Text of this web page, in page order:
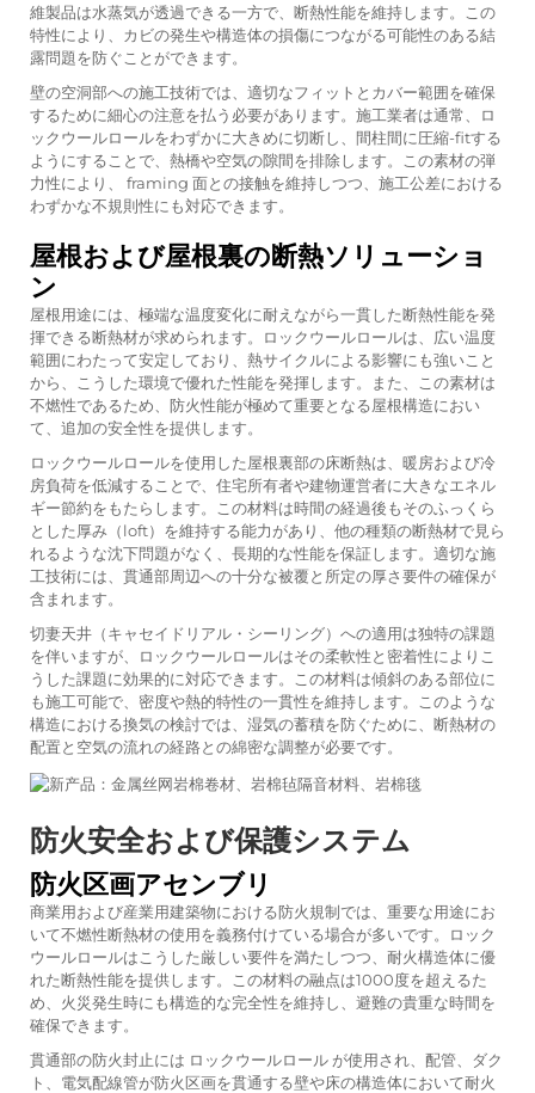
維製品は水蒸気が透過できる一方で、断熱性能を維持します。この
特性により、カビの発生や構造体の損傷につながる可能性のある結
露問題を防ぐことができます。
壁の空洞部への施工技術では、適切なフィットとカバー範囲を確保
するために細心の注意を払う必要があります。施工業者は通常、ロ
ックウールロールをわずかに大きめに切断し、間柱間に圧縮-fitする
ようにすることで、熱橋や空気の隙間を排除します。この素材の弾
力性により、 framing 面との接触を維持しつつ、施工公差における
わずかな不規則性にも対応できます。
屋根および屋根裏の断熱ソリューショ
ン
屋根用途には、極端な温度変化に耐えながら一貫した断熱性能を発
揮できる断熱材が求められます。ロックウールロールは、広い温度
範囲にわたって安定しており、熱サイクルによる影響にも強いこと
から、こうした環境で優れた性能を発揮します。また、この素材は
不燃性であるため、防火性能が極めて重要となる屋根構造におい
て、追加の安全性を提供します。
ロックウールロールを使用した屋根裏部の床断熱は、暖房および冷
房負荷を低減することで、住宅所有者や建物運営者に大きなエネル
ギー節約をもたらします。この材料は時間の経過後もそのふっくら
とした厚み（loft）を維持する能力があり、他の種類の断熱材で見ら
れるような沈下問題がなく、長期的な性能を保証します。適切な施
工技術には、貫通部周辺への十分な被覆と所定の厚さ要件の確保が
含まれます。
切妻天井（キャセイドリアル・シーリング）への適用は独特の課題
を伴いますが、ロックウールロールはその柔軟性と密着性によりこ
うした課題に効果的に対応できます。この材料は傾斜のある部位に
も施工可能で、密度や熱的特性の一貫性を維持します。このような
構造における換気の検討では、湿気の蓄積を防ぐために、断熱材の
配置と空気の流れの経路との綿密な調整が必要です。
防火安全および保護システム
防火区画アセンブリ
商業用および産業用建築物における防火規制では、重要な用途にお
いて不燃性断熱材の使用を義務付けている場合が多いです。ロック
ウールロールはこうした厳しい要件を満たしつつ、耐火構造体に優
れた断熱性能を提供します。この材料の融点は1000度を超えるた
め、火災発生時にも構造的な完全性を維持し、避難の貴重な時間を
確保できます。
貫通部の防火封止には ロックウールロール が使用され、配管、ダク
ト、電気配線管が防火区画を貫通する壁や床の構造体において耐火